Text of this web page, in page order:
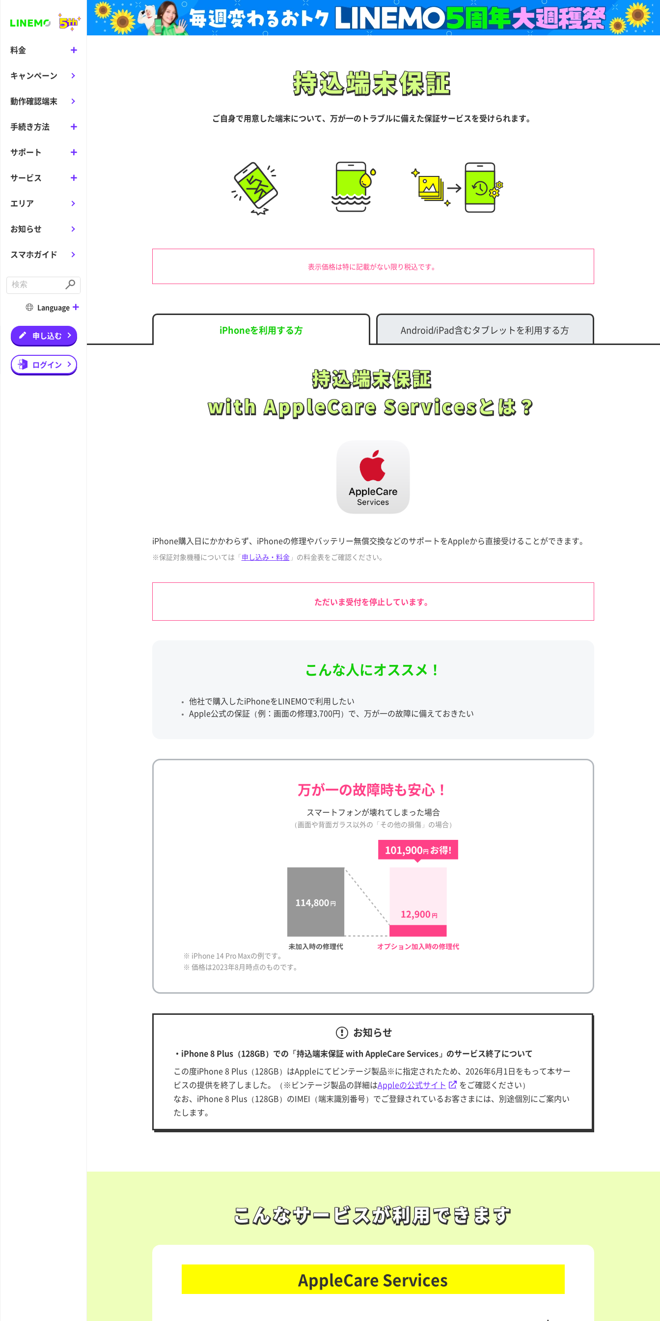
料金
キャンペーン
動作確認端末
手続き方法
サポート
サービス
エリア
お知らせ
スマホガイド
n
S
u
m
t
Language
申し込む
ログイン
持込端末保証
持込端末保証
ご自身で用意した端末について、万が一のトラブルに備えた保証サービスを受けられます。
表示価格は特に記載がない限り税込です。
iPhoneを利用する方 Android/iPad含むタブレットを利用する方
持込端末保証
with AppleCare Servicesとは？
持込端末保証
with AppleCare Servicesとは？
iPhone購入日にかかわらず、iPhoneの修理やバッテリー無償交換などのサポートをAppleから直接受けることができます。
※保証対象機種については「申し込み・料金」の料金表をご確認ください。
ただいま受付を停止しています。
こんな人にオススメ！
他社で購入したiPhoneをLINEMOで利用したい
Apple公式の保証（例：画面の修理3,700円）で、万が一の故障に備えておきたい
万が一の故障時も安心！
スマートフォンが壊れてしまった場合
（画面や背面ガラス以外の「その他の損傷」の場合）
※ iPhone 14 Pro Maxの例です。
※ 価格は2023年8月時点のものです。
お知らせ
・iPhone 8 Plus（128GB）での「持込端末保証 with AppleCare Services」のサービス終了について
この度iPhone 8 Plus（128GB）はAppleにてビンテージ製品※に指定されたため、2026年6月1日をもって本サー
ビスの提供を終了しました。（※ビンテージ製品の詳細はAppleの公式サイト
をご確認ください）
なお、iPhone 8 Plus（128GB）のIMEI（端末識別番号）でご登録されているお客さまには、別途個別にご案内い
たします。
こんなサービスが利用できます
こんなサービスが利用できます
AppleCare Services